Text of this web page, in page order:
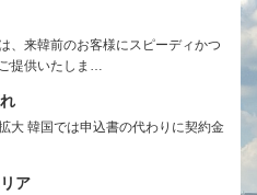
、来韓前のお客様にスピーディかつ
提供いたしま…
大 韓国では申込書の代わりに契約金
ア